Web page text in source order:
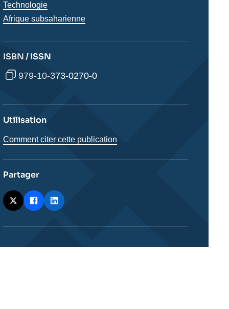
Technologie
Régions
Afrique subsaharienne
ISBN / ISSN
979-10-373-0270-0
Utilisation
Comment citer cette publication
Partager